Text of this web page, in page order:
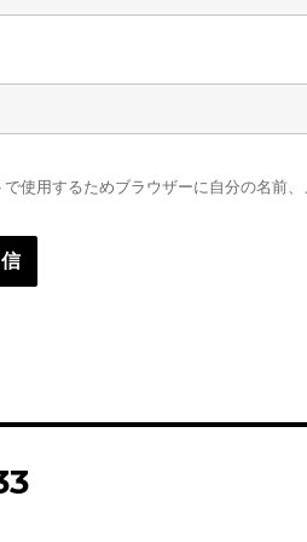
使用するためブラウザーに自分の名前